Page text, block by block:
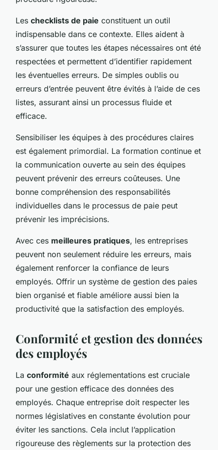
Les checklists de paie constituent un outil
indispensable dans ce contexte. Elles aident à
s’assurer que toutes les étapes nécessaires ont été
respectées et permettent d’identifier rapidement
les éventuelles erreurs. De simples oublis ou
erreurs d’entrée peuvent être évités à l’aide de ces
listes, assurant ainsi un processus fluide et
efficace.
Sensibiliser les équipes à des procédures claires
est également primordial. La formation continue et
la communication ouverte au sein des équipes
peuvent prévenir des erreurs coûteuses. Une
bonne compréhension des responsabilités
individuelles dans le processus de paie peut
prévenir les imprécisions.
Avec ces meilleures pratiques, les entreprises
peuvent non seulement réduire les erreurs, mais
également renforcer la confiance de leurs
employés. Offrir un système de gestion des paies
bien organisé et fiable améliore aussi bien la
productivité que la satisfaction des employés.
Conformité et gestion des données
des employés
La conformité aux réglementations est cruciale
pour une gestion efficace des données des
employés. Chaque entreprise doit respecter les
normes législatives en constante évolution pour
éviter les sanctions. Cela inclut l’application
rigoureuse des règlements sur la protection des